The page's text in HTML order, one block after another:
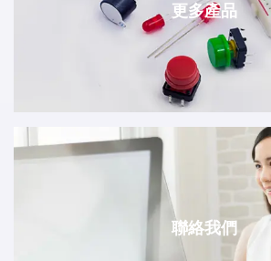
更多產品
聯絡我們